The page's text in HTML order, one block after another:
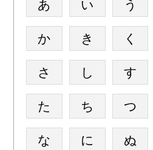
あ い う
か
き く
さ
し す
た
ち つ
な
に ぬ